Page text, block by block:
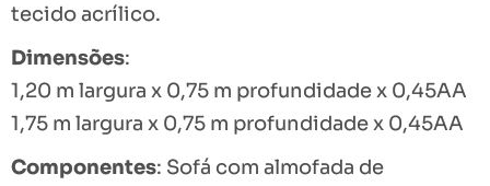
tecido acrílico.
Dimensões:
1,20 m largura x 0,75 m profundidade x 0,45AA
1,75 m largura x 0,75 m profundidade x 0,45AA
Componentes: Sofá com almofada de